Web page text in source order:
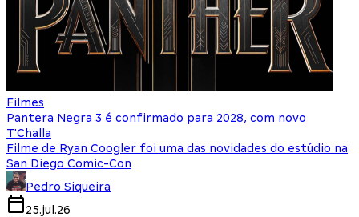
Filmes
Pantera Negra 3 é confirmado para 2028, com novo
T'Challa
Filme de Ryan Coogler foi uma das novidades do estúdio na
San Diego Comic-Con
Pedro Siqueira
25.jul.26